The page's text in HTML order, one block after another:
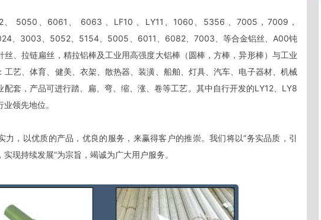
5050、6061、 6063 、LF10 、LY11、1060、5356 、7005，7009，
、3003、5052、5154、5005、6011、6082、7003、等合金铝丝、A00钝
丝、拉链扁丝，精拉铝棒及工业用高强度大铝棒（圆棒，方棒，异形棒）与工业
工艺、体育、健美、衣架、散热器、装潢、船舶、灯具、汽车、电子器材、机械
配套，产品可进行踏、扁、弯、缩、涨、卷等工艺。其中自行开发的LY12、LY8
领先地位。
力，以优质的产品，优良的服务，来赢得客户的推崇。我们将以“务实品质，引
现持续发展”为宗旨，竭诚为广大用户服务。